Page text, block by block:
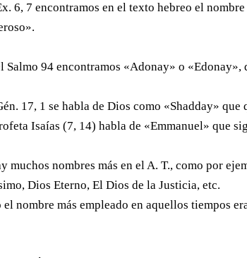
6, 7 encontramos en el texto hebreo el
Salmo 94 encontramos «Adonay» o «Edonay»,
17, 1 se habla de Dios como «Shadday»
Isaías (7, 14) habla de «Emmanuel» que
muchos nombres más en el A. T., como por
Dios Eterno, El Dios de la Justicia, etc.
el nombre más empleado en aquellos tiempos